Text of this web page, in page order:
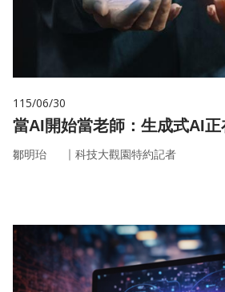
115/06/30
當AI開始當老師：生成式AI
鄒明珆 ｜ 科技大觀園特約記者